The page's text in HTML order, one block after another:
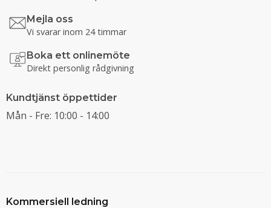
Mejla oss
Vi svarar inom 24 timmar
Boka ett onlinemöte
Direkt personlig rådgivning
Kundtjänst öppettider
Mån - Fre: 10:00 - 14:00
Kommersiell ledning